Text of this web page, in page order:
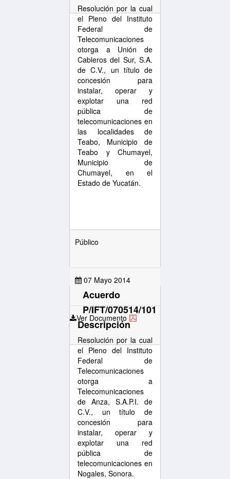
Resolución por la cual
el Pleno del Instituto
Federal de
Telecomunicaciones
otorga a Unión de
Cableros del Sur, S.A.
de C.V., un título de
concesión para
instalar, operar y
explotar una red
pública de
telecomunicaciones en
las localidades de
Teabo, Municipio de
Teabo y Chumayel,
Municipio de
Chumayel, en el
Estado de Yucatán.
Público
07 Mayo 2014
Ver Documento
Acuerdo
P/IFT/070514/101
Descripción
Resolución por la cual
el Pleno del Instituto
Federal de
Telecomunicaciones
otorga a
Telecomunicaciones
de Anza, S.A.P.I. de
C.V., un título de
concesión para
instalar, operar y
explotar una red
pública de
telecomunicaciones en
Nogales, Sonora.